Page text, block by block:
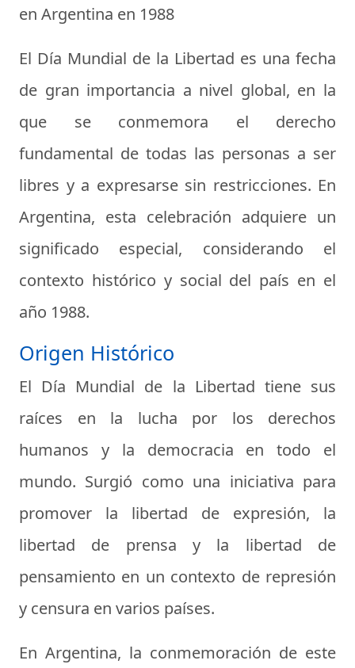
en Argentina en 1988
El Día Mundial de la Libertad es una fecha
de gran importancia a nivel global, en la
que se conmemora el derecho
fundamental de todas las personas a ser
libres y a expresarse sin restricciones. En
Argentina, esta celebración adquiere un
significado especial, considerando el
contexto histórico y social del país en el
año 1988.
Origen Histórico
El Día Mundial de la Libertad tiene sus
raíces en la lucha por los derechos
humanos y la democracia en todo el
mundo. Surgió como una iniciativa para
promover la libertad de expresión, la
libertad de prensa y la libertad de
pensamiento en un contexto de represión
y censura en varios países.
En Argentina, la conmemoración de este